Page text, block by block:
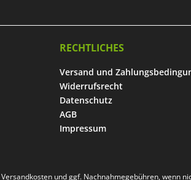
RECHTLICHES
Versand und
Widerrufsrecht
Datenschutz
AGB
Impressum
Versandkostenund ggf. Nachnahmegebühren, wenn